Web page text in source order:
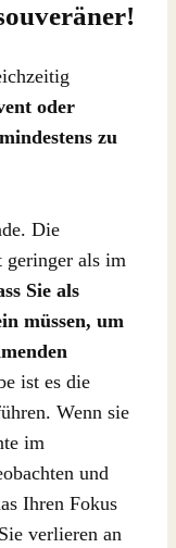
oder
zu
Die
geringer als im
Sie als
müssen, um
ist es die
Wenn sie
im
und
Ihren Fokus
verlieren an